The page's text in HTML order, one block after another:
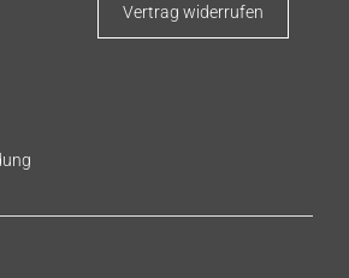
Vertrag widerrufen